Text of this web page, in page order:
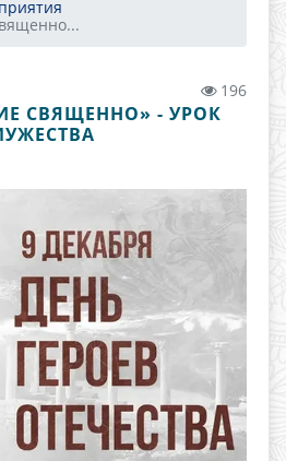
196
СВЯЩЕННО» - УРОК